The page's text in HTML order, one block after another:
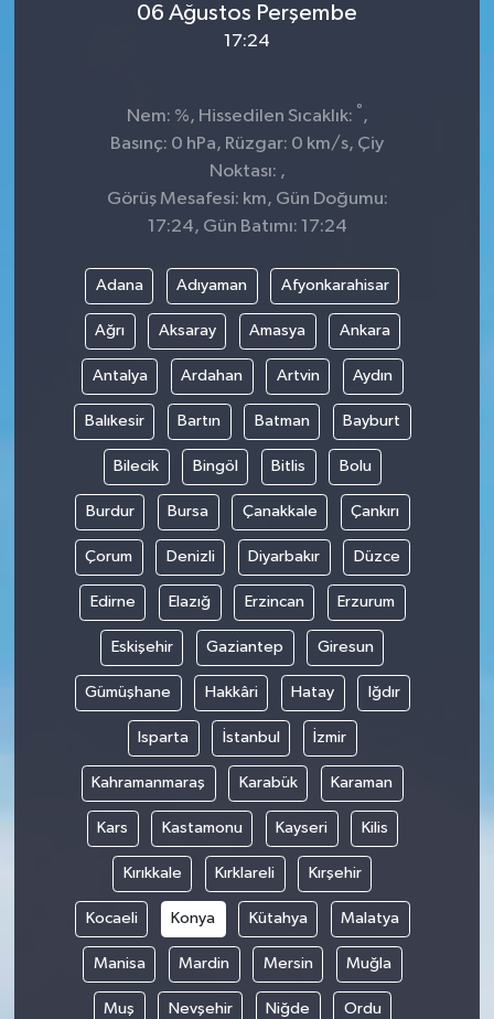
06 Ağustos Perşembe
17:24
Nem: %, Hissedilen Sıcaklık: ° ,
Basınç: 0 hPa, Rüzgar: 0 km/s, Çiy
Noktası: ,
Görüş Mesafesi: km, Gün Doğumu:
17:24, Gün Batımı: 17:24
Adana Adıyaman Afyonkarahisar
Ağrı Aksaray Amasya Ankara
Antalya Ardahan Artvin Aydın
Balıkesir Bartın Batman Bayburt
Bilecik Bingöl Bitlis Bolu
Burdur Bursa Çanakkale Çankırı
Çorum Denizli Diyarbakır Düzce
Edirne Elazığ Erzincan Erzurum
Eskişehir Gaziantep Giresun
Gümüşhane Hakkâri Hatay Iğdır
Isparta İstanbul İzmir
Kahramanmaraş Karabük Karaman
Kars Kastamonu Kayseri Kilis
Kırıkkale Kırklareli Kırşehir
Kocaeli Konya Kütahya Malatya
Manisa Mardin Mersin Muğla
Muş Nevşehir Niğde Ordu